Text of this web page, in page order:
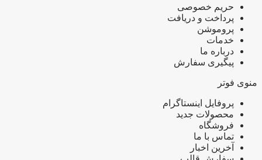
حریم خصوصی
پرداخت و دریافت
پروموشن
خدمات
درباره ما
پیگیری سفارش
منوی فوتر
پروفایل اینستاگرام
محصولات جدید
فروشگاه
تماس با ما
آخرین اخبار